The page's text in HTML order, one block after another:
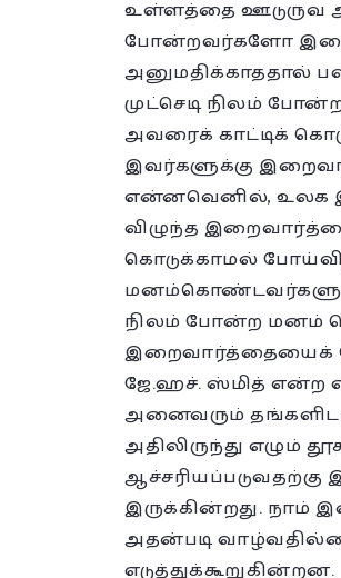
உள்ளத்தை ஊடுருவ
போன்றவர்களோ
அனுமதிக்காததால்
முட்செடி நிலம்
அவரைக் காட்டிக்
இவர்களுக்கு
என்னவெனில், உலக
விழுந்த
கொடுக்காமல்
நிலம் போன்ற மனம்
இறைவார்த்தையைக்
ஜே.ஹச். ஸ்மித் என்ற
அனைவரும் தங்களிடம்
அதிலிருந்து எழும்
இருக்கின்றது. நாம்
அதன்படி
எடுத்துக்கூறுகின்றன.